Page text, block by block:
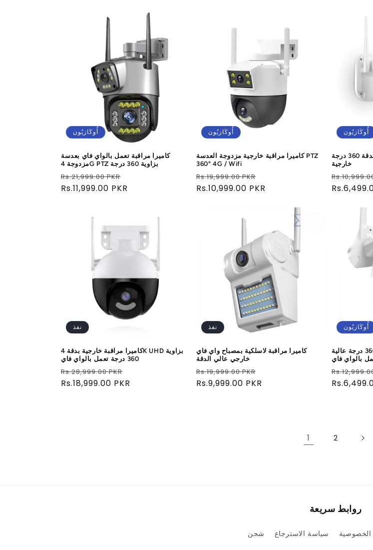
أُوكَازيُون
كاميرا مراقبة تعمل بالواي فاي بعدسة
مزدوجة 4G PTZ بزاوية 360 درجة
سعر
عادي
Rs.21,999.00 PKR
البيعRs.11,999.00 PKR
أُوكَازيُون
كاميرا مراقبة خارجية مزدوجة العدسة PTZ
360° 4G / Wifi
سعر
عادي
Rs.19,999.00 PKR
البيعRs.10,999.00 PKR
أُوكَازيُون
كاميرا مراقبة واي فاي عالية الدقة 360 درجة
خارجية
سعر
عادي
نفذ
كاميرا مراقبة خارجية بدقة 4K UHD بزاوية
360 درجة تعمل بالواي فاي
سعر
عادي
Rs.28,999.00 PKR
البيعRs.18,999.00 PKR
نفذ
كاميرا مراقبة لاسلكية بمصباح واي فاي
خارجي عالي الدقة
سعر
عادي
Rs.19,999.00 PKR
البيعRs.9,999.00 PKR
أُوكَازيُون
كاميرا مراقبة خارجية بدقة 360 درجة عالية
بالواي فاي
سعر
عادي
1 2
روابط سريعة
شحن سياسة الاسترجاع